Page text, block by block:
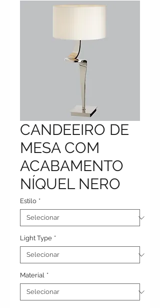
CANDEEIRO DE
MESA COM
ACABAMENTO
NÍQUEL NERO
Estilo *
Light Type *
Material *